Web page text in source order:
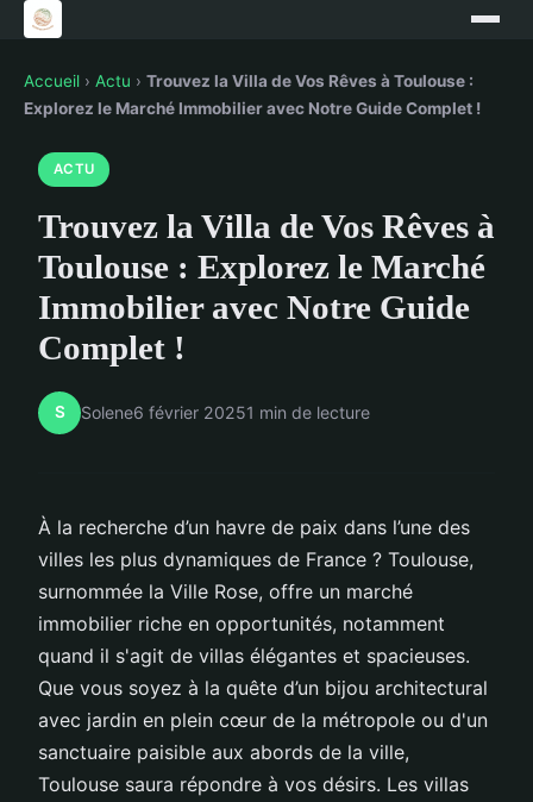
Accueil › Actu › Trouvez la Villa de Vos Rêves à Toulouse :
Explorez le Marché Immobilier avec Notre Guide Complet !
ACTU
Trouvez la Villa de Vos Rêves à
Toulouse : Explorez le Marché
Immobilier avec Notre Guide
Complet !
S Solene6 février 20251 min de lecture
À la recherche d’un havre de paix dans l’une des
villes les plus dynamiques de France ? Toulouse,
surnommée la Ville Rose, offre un marché
immobilier riche en opportunités, notamment
quand il s'agit de villas élégantes et spacieuses.
Que vous soyez à la quête d’un bijou architectural
avec jardin en plein cœur de la métropole ou d'un
sanctuaire paisible aux abords de la ville,
Toulouse saura répondre à vos désirs. Les villas